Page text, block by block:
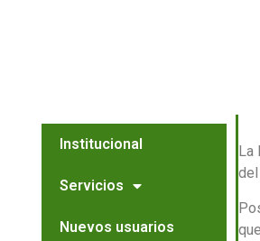
Institucional
Servicios
Nuevos usuarios
La